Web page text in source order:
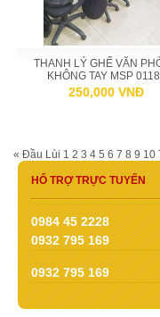
THANH LÝ GHẾ VĂN
KHÔNG TAY MSP
250,000 VNĐ
« Đầu Lùi 1 2 3 4 5 6 7 8 9 10
HỔ TRỢ TRỰC TUYẾN
0984 45 2228
0932 795 169
0932 795 169